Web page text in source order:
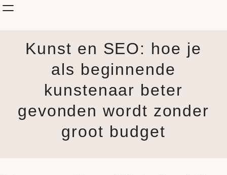
Onderwerp
KunstStijl
Albums
Blog
How it is made
Kunst en SEO: hoe je
als beginnende
kunstenaar beter
gevonden wordt zonder
groot budget